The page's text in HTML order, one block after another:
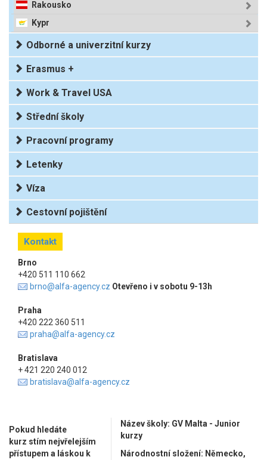
Rakousko
Kypr
Odborné a univerzitní kurzy
Erasmus +
Work & Travel USA
Střední školy
Pracovní programy
Letenky
Víza
Cestovní pojištění
Kontakt
Brno
+420 511 110 662
brno@alfa-agency.cz Otevřeno i v sobotu 9-13h
Praha
+420 222 360 511
praha@alfa-agency.cz
Bratislava
+ 421 220 240 012
bratislava@alfa-agency.cz
Pokud hledáte
kurz stím nejvřelejším
přístupem a láskou k
Název školy: GV Malta - Junior
kurzy
Národnostní složení: Německo,